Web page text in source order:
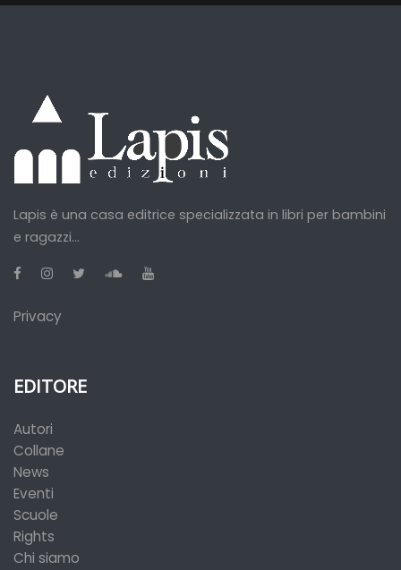
Lapis è una casa editrice specializzata in libri per bambini
e ragazzi...
Privacy
EDITORE
Autori
Collane
News
Eventi
Scuole
Rights
Chi siamo